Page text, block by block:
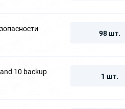
98 шт.
10 backup
1 шт.